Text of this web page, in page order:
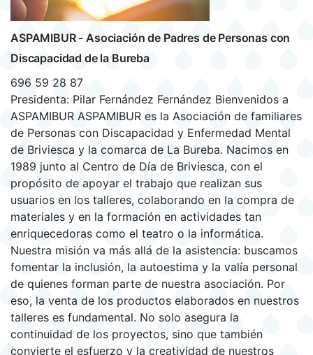
ASPAMIBUR - Asociación de Padres de Personas con
Discapacidad de la Bureba
696 59 28 87
Presidenta: Pilar Fernández Fernández Bienvenidos a
ASPAMIBUR ASPAMIBUR es la Asociación de familiares
de Personas con Discapacidad y Enfermedad Mental
de Briviesca y la comarca de La Bureba. Nacimos en
1989 junto al Centro de Día de Briviesca, con el
propósito de apoyar el trabajo que realizan sus
usuarios en los talleres, colaborando en la compra de
materiales y en la formación en actividades tan
enriquecedoras como el teatro o la informática.
Nuestra misión va más allá de la asistencia: buscamos
fomentar la inclusión, la autoestima y la valía personal
de quienes forman parte de nuestra asociación. Por
eso, la venta de los productos elaborados en nuestros
talleres es fundamental. No solo asegura la
continuidad de los proyectos, sino que también
convierte el esfuerzo y la creatividad de nuestros